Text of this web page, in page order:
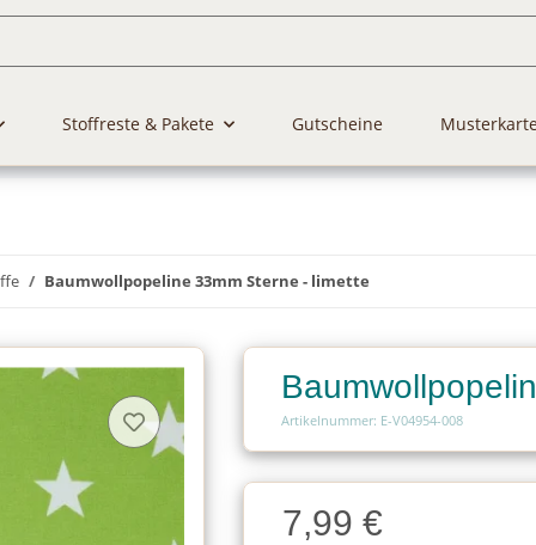
Stoffreste & Pakete Gutscheine
Baumwollpopeline 33mm Sterne - limette
Artikelnummer: E-V04954-008
Charge
Charge7,99 €